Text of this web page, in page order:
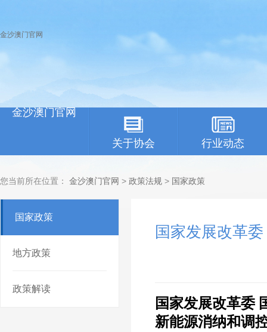
金沙澳门官网
金沙澳门官网
关于协会 行业动态
您当前所在位置： 金沙澳门官网 > 政策法规 > 国家政策
国家政策
地方政策
政策解读
国家发展改革
国家发展改革委
新能源消纳和调